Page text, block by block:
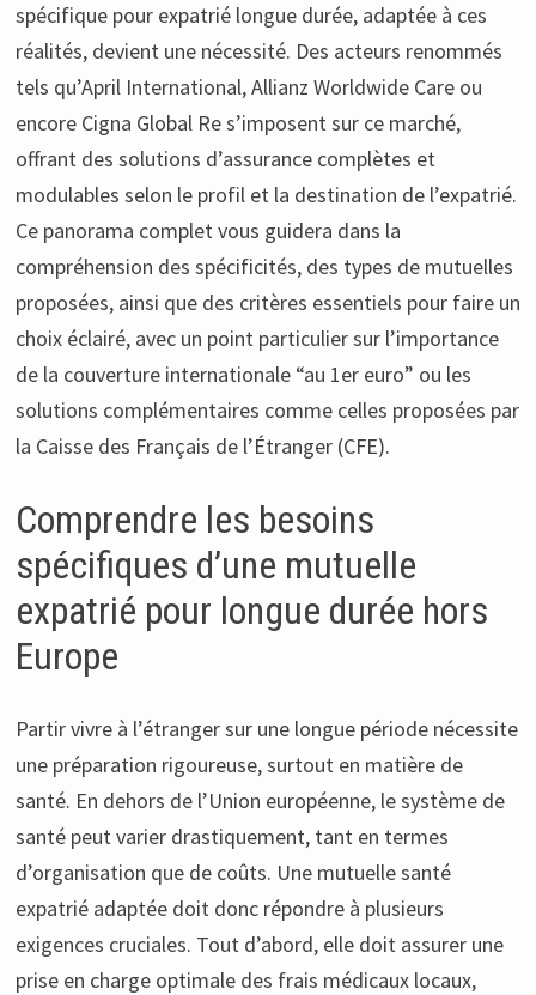
spécifique pour expatrié longue durée, adaptée à ces
réalités, devient une nécessité. Des acteurs renommés
tels qu’April International, Allianz Worldwide Care ou
encore Cigna Global Re s’imposent sur ce marché,
offrant des solutions d’assurance complètes et
modulables selon le profil et la destination de l’expatrié.
Ce panorama complet vous guidera dans la
compréhension des spécificités, des types de mutuelles
proposées, ainsi que des critères essentiels pour faire un
choix éclairé, avec un point particulier sur l’importance
de la couverture internationale “au 1er euro” ou les
solutions complémentaires comme celles proposées par
la Caisse des Français de l’Étranger (CFE).
Comprendre les besoins
spécifiques d’une mutuelle
expatrié pour longue durée hors
Europe
Partir vivre à l’étranger sur une longue période nécessite
une préparation rigoureuse, surtout en matière de
santé. En dehors de l’Union européenne, le système de
santé peut varier drastiquement, tant en termes
d’organisation que de coûts. Une mutuelle santé
expatrié adaptée doit donc répondre à plusieurs
exigences cruciales. Tout d’abord, elle doit assurer une
prise en charge optimale des frais médicaux locaux,